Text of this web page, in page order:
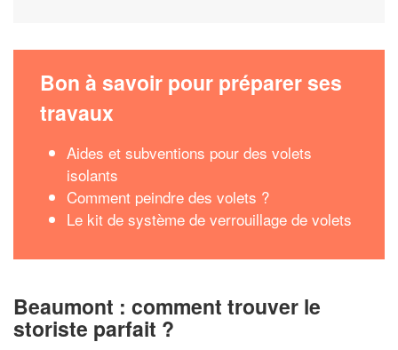
Bon à savoir pour préparer ses
travaux
Aides et subventions pour des volets
isolants
Comment peindre des volets ?
Le kit de système de verrouillage de volets
Beaumont : comment trouver le
storiste parfait ?